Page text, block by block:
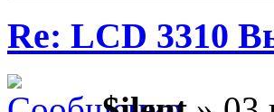
Re: LCD 3310